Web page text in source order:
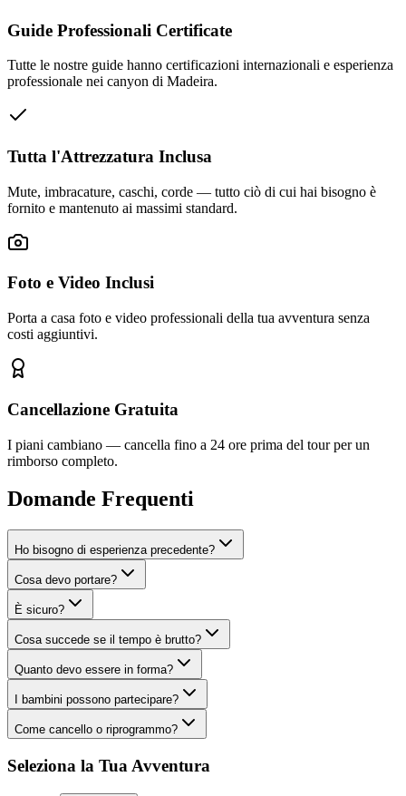
Guide Professionali Certificate
Tutte le nostre guide hanno certificazioni internazionali e esperienza
professionale nei canyon di Madeira.
Tutta l'Attrezzatura Inclusa
Mute, imbracature, caschi, corde — tutto ciò di cui hai bisogno è
fornito e mantenuto ai massimi standard.
Foto e Video Inclusi
Porta a casa foto e video professionali della tua avventura senza
costi aggiuntivi.
Cancellazione Gratuita
I piani cambiano — cancella fino a 24 ore prima del tour per un
rimborso completo.
Domande Frequenti
Ho bisogno di esperienza precedente?
Cosa devo portare?
È sicuro?
Cosa succede se il tempo è brutto?
Quanto devo essere in forma?
I bambini possono partecipare?
Come cancello o riprogrammo?
Seleziona la Tua Avventura